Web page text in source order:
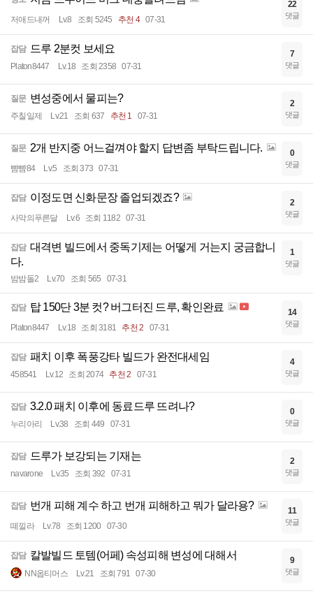
저애드내꺼 Lv.8 조회 5245 추천 4 07-31
22
댓글
잡담 드루 2분컷 보세요
Platon8447 Lv.18 조회 2358 07-31
7
댓글
질문 변성중에서 물피는?
주칠일제 Lv.21 조회 637 추천 1 07-31
2
댓글
질문 2개 반지중 어느걸껴야 할지 답변좀 부탁드립니다.
뺨뺨84 Lv.5 조회 373 07-31
0
댓글
잡담 이정도면 신화문장 졸업되겠죠?
사막의푸른달 Lv.6 조회 1182 07-31
2
댓글
잡담 대격변 빌드에서 중독기제는 어떻게 거는지 궁금합니
다.
밤밤돌2 Lv.70 조회 565 07-31
1
댓글
잡담 탑 150단 3분 컷? 버그터진 드루, 확인완료
Platon8447 Lv.18 조회 3181 추천 2 07-31
14
댓글
잡담 패치 이후 폭풍강타 빌드가 완전대세임
458541 Lv.12 조회 2074 추천 2 07-31
4
댓글
잡담 3.2.0 패치 이후에 동료드루 뜨려나?
누리아리 Lv.38 조회 449 07-31
0
댓글
잡담 드루가 보강되는 기재는
navarone Lv.35 조회 392 07-31
2
댓글
잡담 번개 피해 계수 하고 번개 피해하고 뭐가 달라용?
떼낄라 Lv.78 조회 1200 07-30
11
댓글
잡담 칼발빌드 토템(어페) 속성피해 변성에 대해서
NN옵티머스 Lv.21 조회 791 07-30
9
댓글